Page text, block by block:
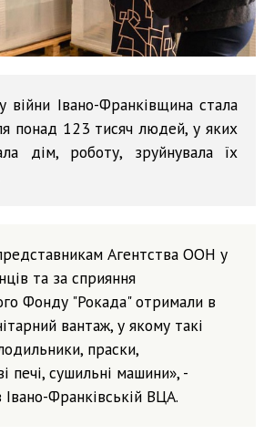
війни Івано-Франківщина стала
понад 123 тисяч людей, у яких
дім, роботу, зруйнувала їх
Агентства ООН у
та за сприяння
Фонду "Рокада" отримали в
вантаж, у якому такі
праски,
печі, сушильні машини», -
Франківській ВЦА.